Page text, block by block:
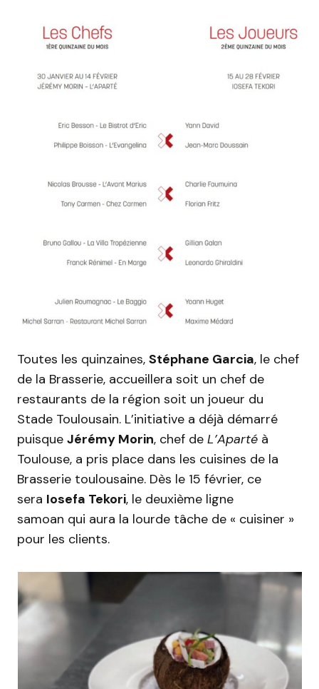
Toutes les quinzaines, Stéphane Garcia, le chef
de la Brasserie, accueillera soit un chef de
restaurants de la région soit un joueur du
Stade Toulousain. L’initiative a déjà démarré
puisque Jérémy Morin, chef de L’Aparté à
Toulouse, a pris place dans les cuisines de la
Brasserie toulousaine. Dès le 15 février, ce
sera Iosefa Tekori, le deuxième ligne
samoan qui aura la lourde tâche de « cuisiner »
pour les clients.